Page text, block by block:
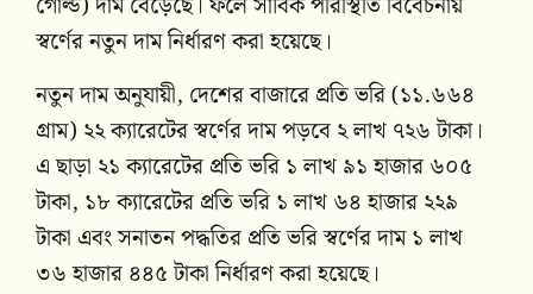
স্বর্ণের নতুন দাম নির্ধারণ করা হয়েছে।
নতুন দাম অনুযায়ী, দেশের বাজারে প্রতি ভরি (১১.৬৬৪
গ্রাম) ২২ ক্যারেটের স্বর্ণের দাম পড়বে ২ লাখ ৭২৬ টাকা।
এ ছাড়া ২১ ক্যারেটের প্রতি ভরি ১ লাখ ৯১ হাজার ৬০৫
টাকা, ১৮ ক্যারেটের প্রতি ভরি ১ লাখ ৬৪ হাজার ২২৯
টাকা এবং সনাতন পদ্ধতির প্রতি ভরি স্বর্ণের দাম ১ লাখ
৩৬ হাজার ৪৪৫ টাকা নির্ধারণ করা হয়েছে।